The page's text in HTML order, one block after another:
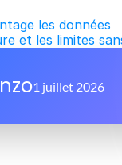
les données
et les limites
1 juillet 2026